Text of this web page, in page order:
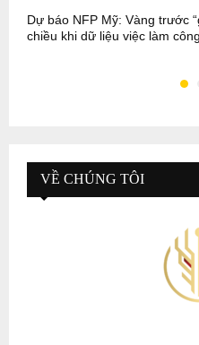
Dự báo NFP Mỹ: Vàng trước
chiều khi dữ liệu việc làm
VỀ CHÚNG TÔI